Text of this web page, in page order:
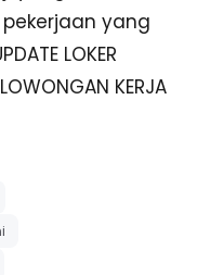
yang
LOKER
KERJA